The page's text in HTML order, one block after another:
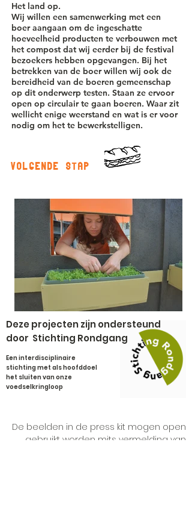
Het land op.
Wij willen een samenwerking met een
boer aangaan om de ingeschatte
hoeveelheid producten te verbouwen met
het compost dat wij eerder bij de festival
bezoekers hebben opgevangen. Bij het
betrekken van de boer willen wij ook de
bereidheid van de boeren gemeenschap
op dit onderwerp testen. Staan ze ervoor
open op circulair te gaan boeren. Waar zit
wellicht enige weerstand en wat is er voor
nodig om het te bewerkstelligen.
volgende stap
Deze projecten zijn ondersteund
door Stichting Rondgang
Een interdisciplinaire
stichting met als hoofddoel
het sluiten van onze
voedselkringloop
De beelden in de press kit mogen open
gebruikt worden mits vermelding van